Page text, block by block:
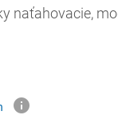
naťahovacie,